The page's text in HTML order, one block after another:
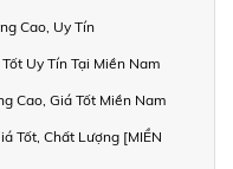
Cao, Uy Tín
Uy Tín Tại Miền Nam
Cao, Giá Tốt Miền Nam
Tốt, Chất Lượng [MIỀN